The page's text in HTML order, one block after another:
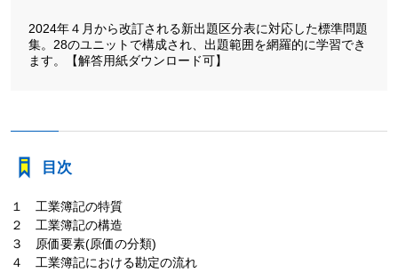
2024年４月から改訂される新出題区分表に対応した標準問題
集。28のユニットで構成され、出題範囲を網羅的に学習でき
ます。【解答用紙ダウンロード可】
目次
１ 工業簿記の特質
２ 工業簿記の構造
３ 原価要素(原価の分類)
４ 工業簿記における勘定の流れ